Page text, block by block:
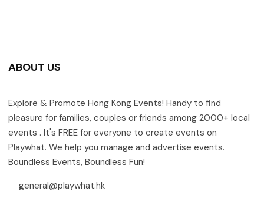
ABOUT US
Explore & Promote Hong Kong Events! Handy to find
pleasure for families, couples or friends among 2000+ local
events . It's FREE for everyone to create events on
Playwhat. We help you manage and advertise events.
Boundless Events, Boundless Fun!
general@playwhat.hk